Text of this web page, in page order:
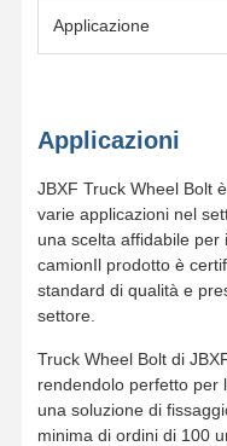
Applicazione
Applicazioni
JBXF Truck Wheel Bolt
varie applicazioni nel
una scelta affidabile
camionIl prodotto è
standard di qualità e
settore.
Truck Wheel Bolt di
rendendolo perfetto per
una soluzione di
minima di ordini di 100